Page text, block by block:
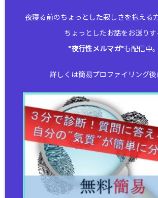
夜寝る前のちょっとした寂しさを抱える
ちょっとしたお話をお送りす
"夜行性メルマガ"も配信中。
詳しくは簡易プロファイリング後